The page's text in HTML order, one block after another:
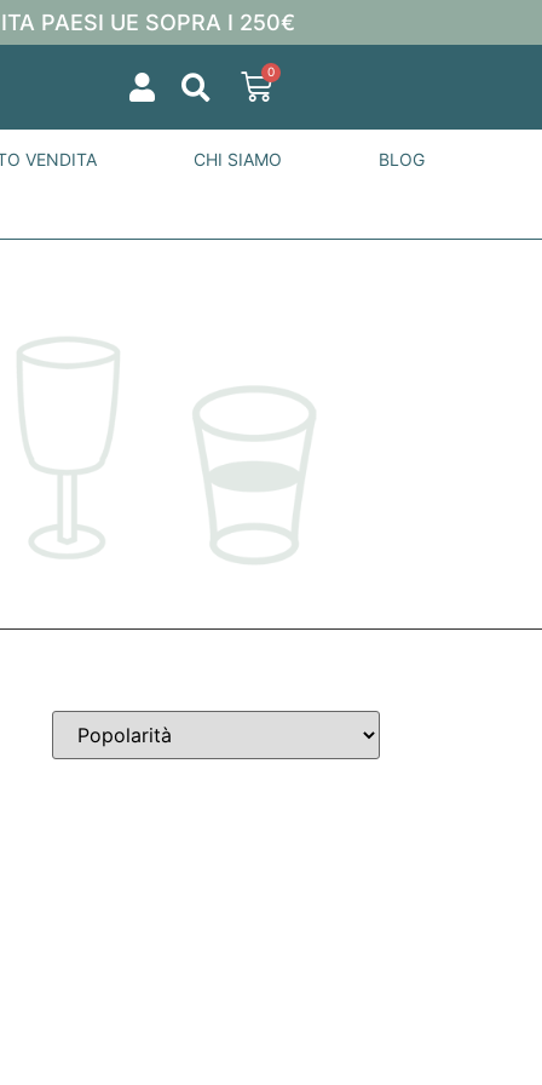
PAESI UE SOPRA I 250€
0
VENDITA CHI SIAMO BLOG